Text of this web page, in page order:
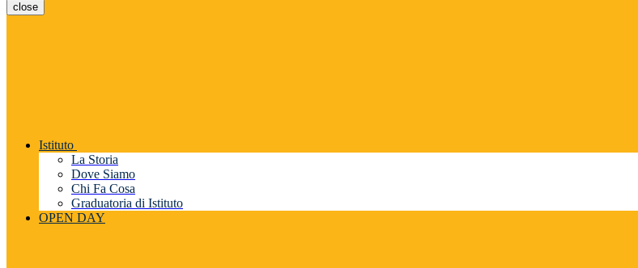
close
Istituto
La Storia
Dove Siamo
Chi Fa Cosa
Graduatoria di Istituto
OPEN DAY